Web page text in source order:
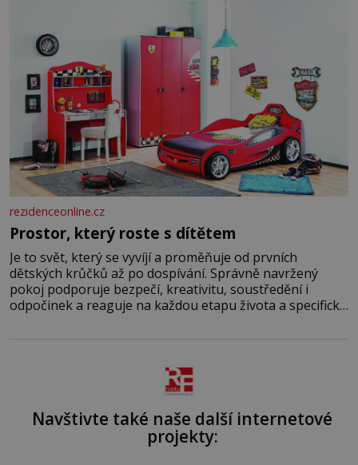
rezidenceonline.cz
Prostor, který roste s dítětem
Je to svět, který se vyvíjí a proměňuje od prvních
dětských krůčků až po dospívání. Správně navržený
pokoj podporuje bezpečí, kreativitu, soustředění i
odpočinek a reaguje na každou etapu života a specifické
Navštivte také naše další internetové
projekty: